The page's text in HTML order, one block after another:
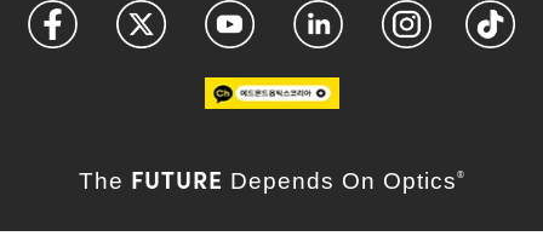
The FUTURE Depends On Optics ®